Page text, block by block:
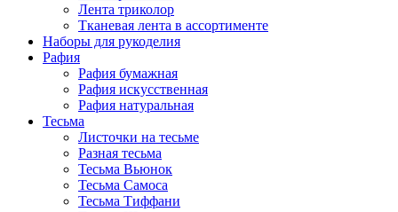
Лента триколор
Тканевая лента в ассортименте
Наборы для рукоделия
Рафия
Рафия бумажная
Рафия искусственная
Рафия натуральная
Тесьма
Листочки на тесьме
Разная тесьма
Тесьма Вьюнок
Тесьма Самоса
Тесьма Тиффани